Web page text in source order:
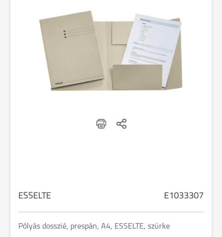
ESSELTE E1033307
Pólyás dosszié, prespán, A4, ESSELTE, szürke